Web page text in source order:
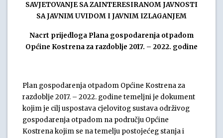
SAVJETOVANJE SA ZAINTERESIRANOM JAVNOSTI
SA JAVNIM UVIDOM I JAVNIM IZLAGANJEM
Nacrt prijedloga Plana gospodarenja otpadom
Općine Kostrena za razdoblje 2017. – 2022. godine
Plan gospodarenja otpadom Općine Kostrena za
razdoblje 2017. – 2022. godine temeljni je dokument
kojim je cilj uspostava cjelovitog sustava održivog
gospodarenja otpadom na području Općine
Kostrena kojim se na temelju postojećeg stanja i